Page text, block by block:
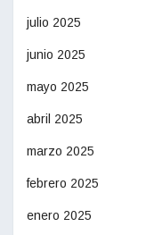
julio 2025
junio 2025
mayo 2025
abril 2025
marzo 2025
febrero 2025
enero 2025